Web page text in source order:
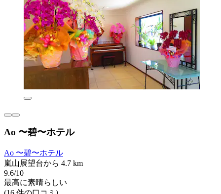
Ao 〜碧〜ホテル
Ao 〜碧〜ホテル
嵐山展望台から 4.7 km
9.6/10
最高に素晴らしい